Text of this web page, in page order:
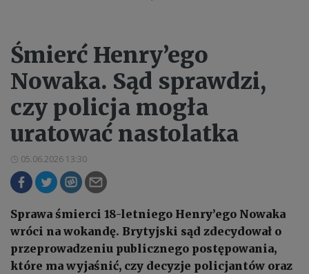
Śmierć Henry’ego
Nowaka. Sąd sprawdzi,
czy policja mogła
uratować nastolatka
05.06.2026 13:30
Sprawa śmierci 18-letniego Henry’ego Nowaka
wróci na wokandę. Brytyjski sąd zdecydował o
przeprowadzeniu publicznego postępowania,
które ma wyjaśnić, czy decyzje policjantów oraz